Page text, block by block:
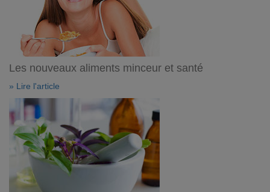
Les nouveaux aliments minceur et santé
» Lire l'article